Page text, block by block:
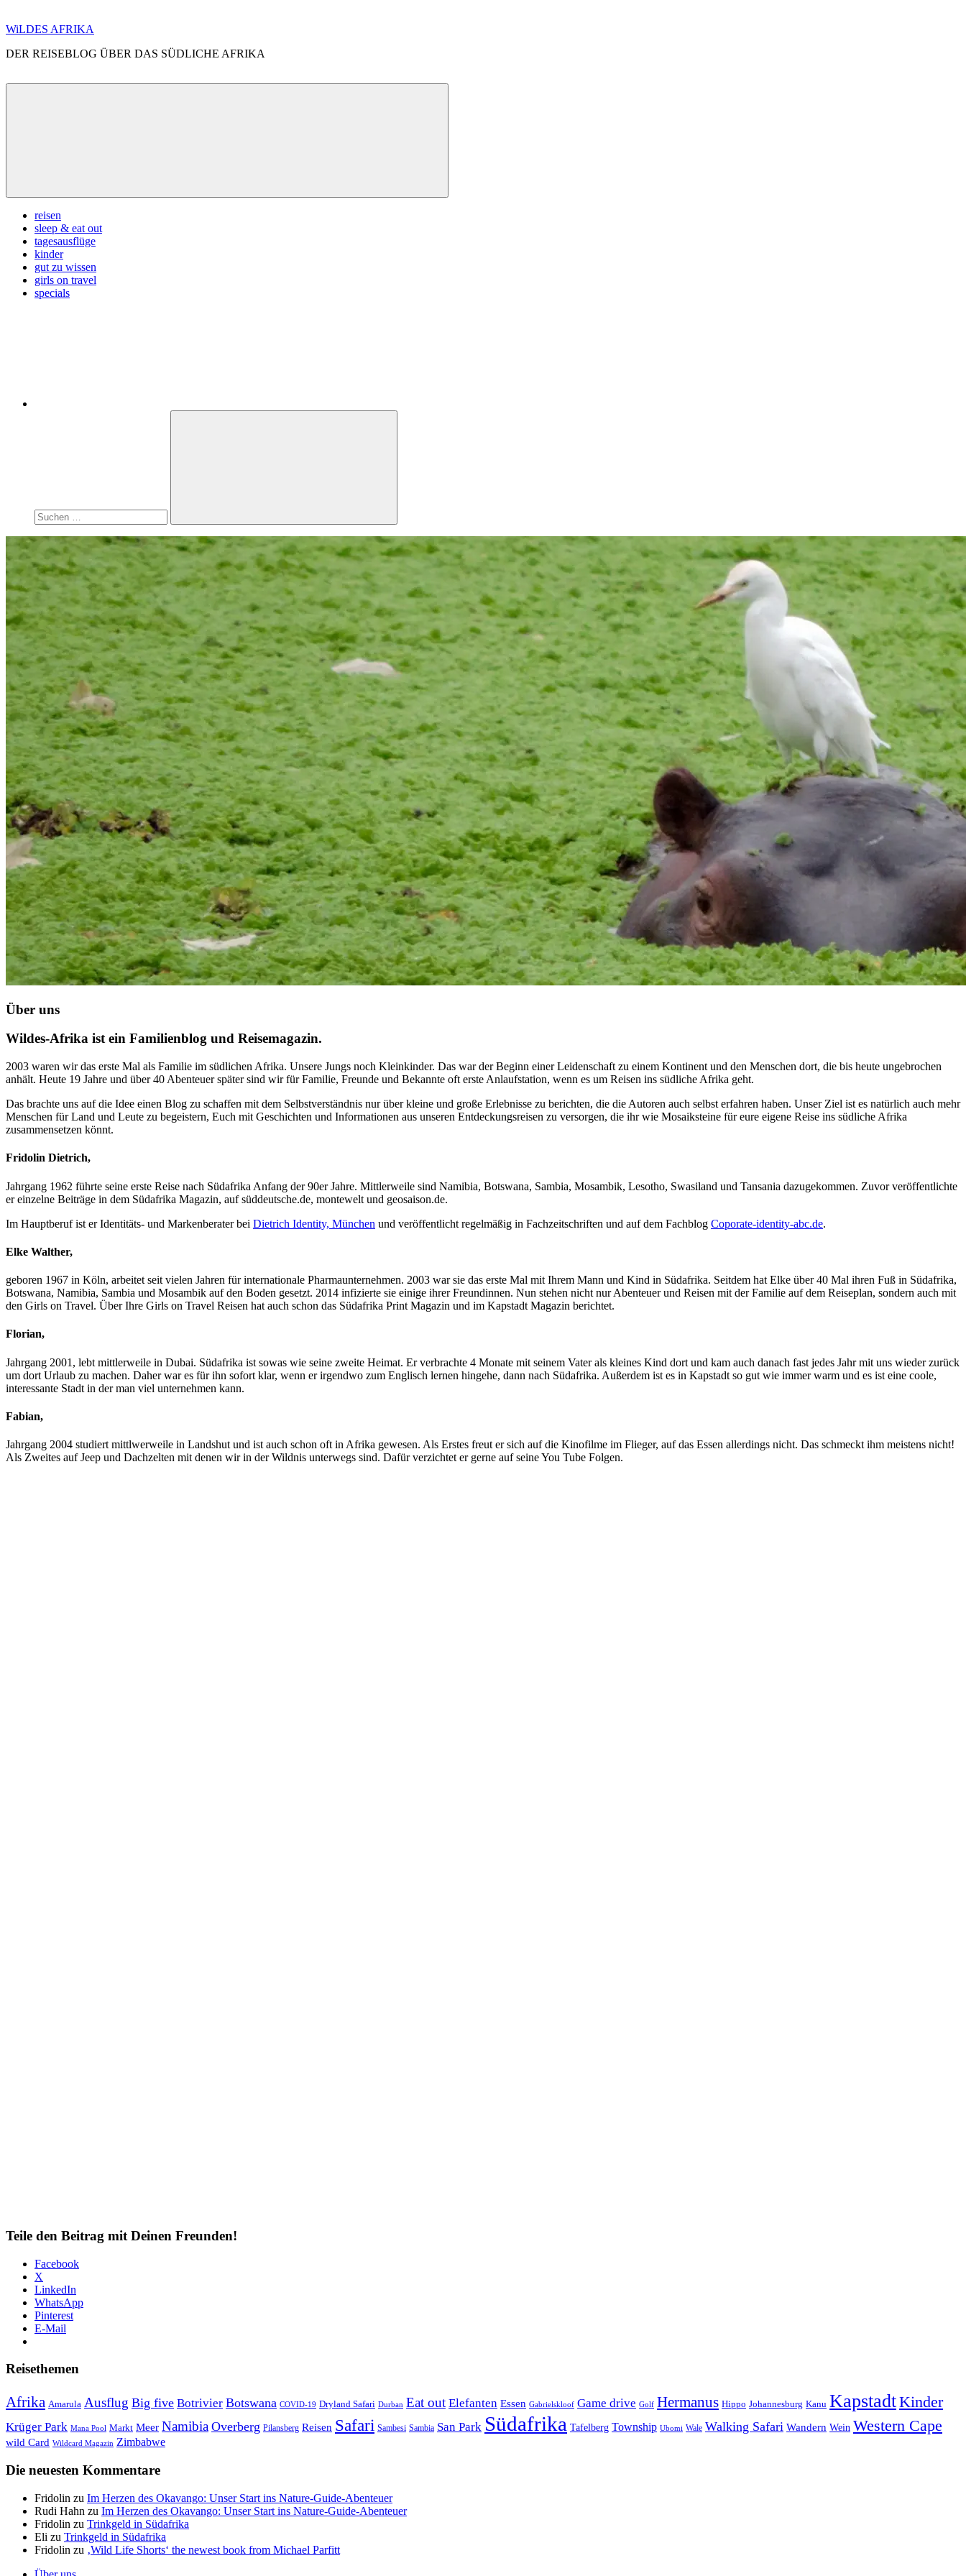
Zum
springen
WiLDES AFRIKA
DER REISEBLOG ÜBER DAS SÜDLICHE AFRIKA
Menü
reisen
sleep & eat out
tagesausflüge
kinder
gut zu wissen
girls on travel
specials
Suchen
Über uns
Wildes-Afrika ist ein Familienblog und Reisemagazin.
2003 waren wir das erste Mal als Familie im südlichen Afrika. Unsere Jungs noch Kleinkinder. Das war der Beginn einer Leidenschaft zu einem Kontinent und den Menschen dort, die bis heute ungebrochen
anhält. Heute 19 Jahre und über 40 Abenteuer später sind wir für Familie, Freunde und Bekannte oft erste Anlaufstation, wenn es um Reisen ins südliche Afrika geht.
Das brachte uns auf die Idee einen Blog zu schaffen mit dem Selbstverständnis nur über kleine und große Erlebnisse zu berichten, die die Autoren auch selbst erfahren haben. Unser Ziel ist es natürlich auch mehr
Menschen für Land und Leute zu begeistern, Euch mit Geschichten und Informationen aus unseren Entdeckungsreisen zu versorgen, die ihr wie Mosaiksteine für eure eigene Reise ins südliche Afrika
zusammensetzen könnt.
Fridolin Dietrich,
Jahrgang 1962 führte seine erste Reise nach Südafrika Anfang der 90er Jahre. Mittlerweile sind Namibia, Botswana, Sambia, Mosambik, Lesotho, Swasiland und Tansania dazugekommen. Zuvor veröffentlichte
er einzelne Beiträge in dem Südafrika Magazin, auf süddeutsche.de, montewelt und geosaison.de.
Im Hauptberuf ist er Identitäts- und Markenberater bei Dietrich Identity, München und veröffentlicht regelmäßig in Fachzeitschriften und auf dem Fachblog Coporate-identity-abc.de.
Elke Walther,
geboren 1967 in Köln, arbeitet seit vielen Jahren für internationale Pharmaunternehmen. 2003 war sie das erste Mal mit Ihrem Mann und Kind in Südafrika. Seitdem hat Elke über 40 Mal ihren Fuß in Südafrika,
Botswana, Namibia, Sambia und Mosambik auf den Boden gesetzt. 2014 infizierte sie einige ihrer Freundinnen. Nun stehen nicht nur Abenteuer und Reisen mit der Familie auf dem Reiseplan, sondern auch mit
den Girls on Travel. Über Ihre Girls on Travel Reisen hat auch schon das Südafrika Print Magazin und im Kapstadt Magazin berichtet.
Florian,
Jahrgang 2001, lebt mittlerweile in Dubai. Südafrika ist sowas wie seine zweite Heimat. Er verbrachte 4 Monate mit seinem Vater als kleines Kind dort und kam auch danach fast jedes Jahr mit uns wieder zurück
um dort Urlaub zu machen. Daher war es für ihn sofort klar, wenn er irgendwo zum Englisch lernen hingehe, dann nach Südafrika. Außerdem ist es in Kapstadt so gut wie immer warm und es ist eine coole,
interessante Stadt in der man viel unternehmen kann.
Fabian,
Jahrgang 2004 studiert mittlwerweile in Landshut und ist auch schon oft in Afrika gewesen. Als Erstes freut er sich auf die Kinofilme im Flieger, auf das Essen allerdings nicht. Das schmeckt ihm meistens nicht!
Als Zweites auf Jeep und Dachzelten mit denen wir in der Wildnis unterwegs sind. Dafür verzichtet er gerne auf seine You Tube Folgen.
Teile den Beitrag mit Deinen Freunden!
Facebook
X
LinkedIn
WhatsApp
Pinterest
E-Mail
Reisethemen
Afrika Amarula Ausflug Big five Botrivier Botswana COVID-19 Dryland Safari Durban Eat out Elefanten Essen Gabrielskloof Game drive Golf Hermanus Hippo Johannesburg Kanu KapstadtKinder
Krüger Park Mana Pool Markt Meer Namibia Overberg Pilansberg Reisen Safari Sambesi Sambia San Park Südafrika Tafelberg Township Ubomi Wale Walking Safari Wandern Wein Western Cape
wild Card Wildcard Magazin Zimbabwe
Die neuesten Kommentare
Fridolin zu Im Herzen des Okavango: Unser Start ins Nature-Guide-Abenteuer
Rudi Hahn zu Im Herzen des Okavango: Unser Start ins Nature-Guide-Abenteuer
Fridolin zu Trinkgeld in Südafrika
Eli zu Trinkgeld in Südafrika
Fridolin zu ‚Wild Life Shorts‘ the newest book from Michael Parfitt